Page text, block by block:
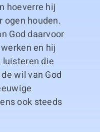
hoeverre hij
ogen houden.
God daarvoor
en hij
die
wil van God
ook steeds